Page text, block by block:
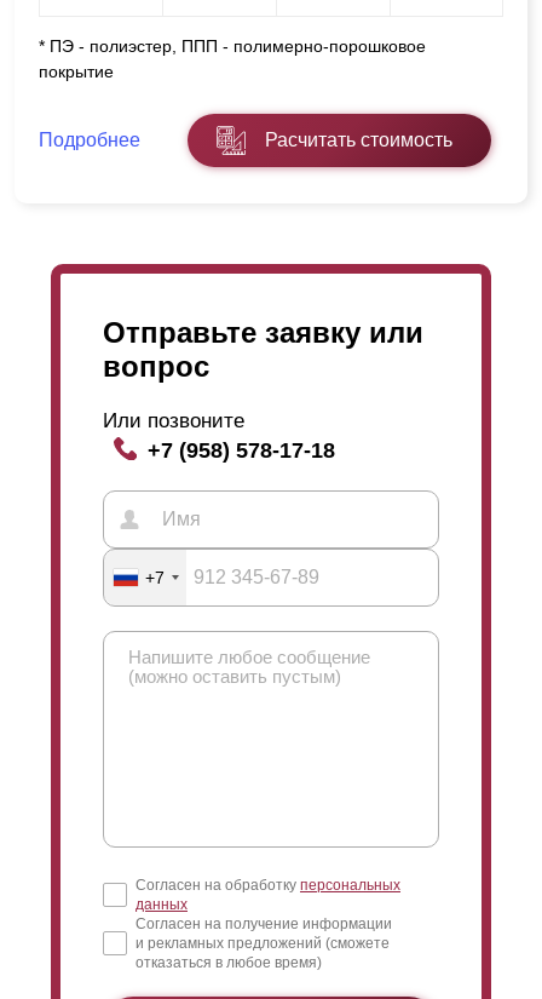
* ПЭ - полиэстер, ППП - полимерно-порошковое
покрытие
Подробнее Расчитать стоимость
Отправьте заявку или
вопрос
Или позвоните
+7 (958) 578-17-18
+7
Согласен на обработку персональных
данных
Согласен на получение информации
и рекламных предложений (сможете
отказаться в любое время)